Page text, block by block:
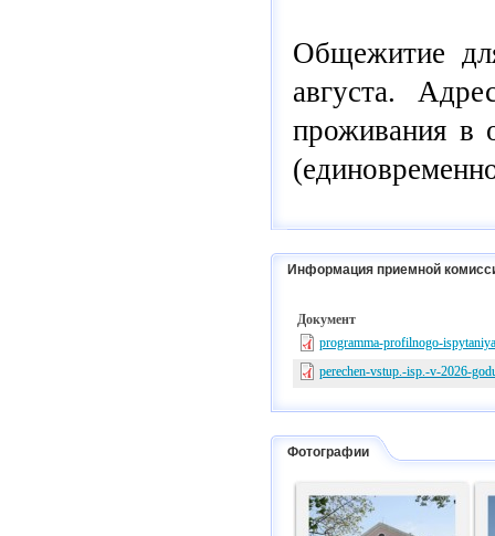
Общежитие
августа.
проживания в
Информация приемной
Документ
programma-profilnogo-
perechen-vstup.-isp.-v-2026-
Фотографии